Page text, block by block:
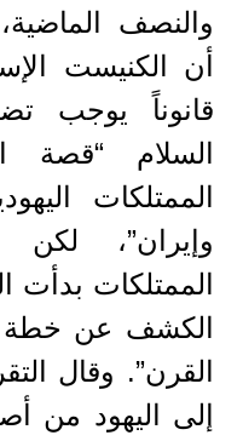
والنصف
قانوناً يوجب
السلام “قصة
الممتلكات
وإيران”،
الممتلكات بدأت
الكشف عن خطة
القرن”. وقال
إلى اليهود من